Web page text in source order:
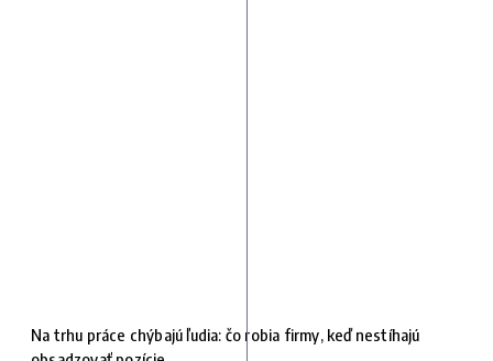
Na trhu práce chýbajú ľudia: čo robia firmy, keď nestíhajú